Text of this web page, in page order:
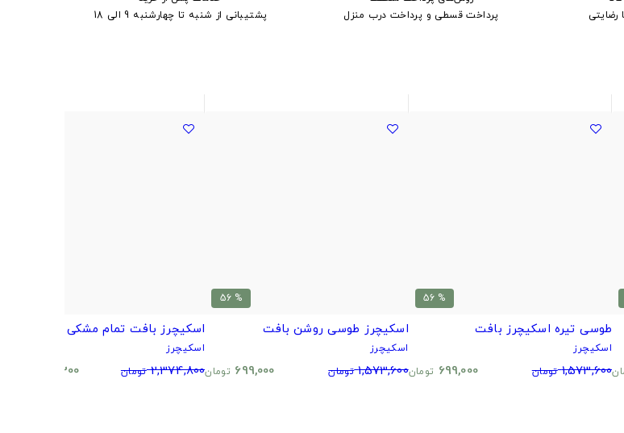
پرداخت قسطی و پرداخت درب منزل
پشتیبانی از شنبه تا چهارشنبه 9 الی 18
% 56
طوسی تیره اسکیچرز بافت
اسکیچرز
1,573,600 تومان 699,000 تومان
% 56
اسکیچرز طوسی روشن بافت
اسکیچرز
1,573,600 تومان 699,000 تومان
اسکیچرز بافت تمام مشکی
اسکیچرز
2,374,800 تومان 1,165,300